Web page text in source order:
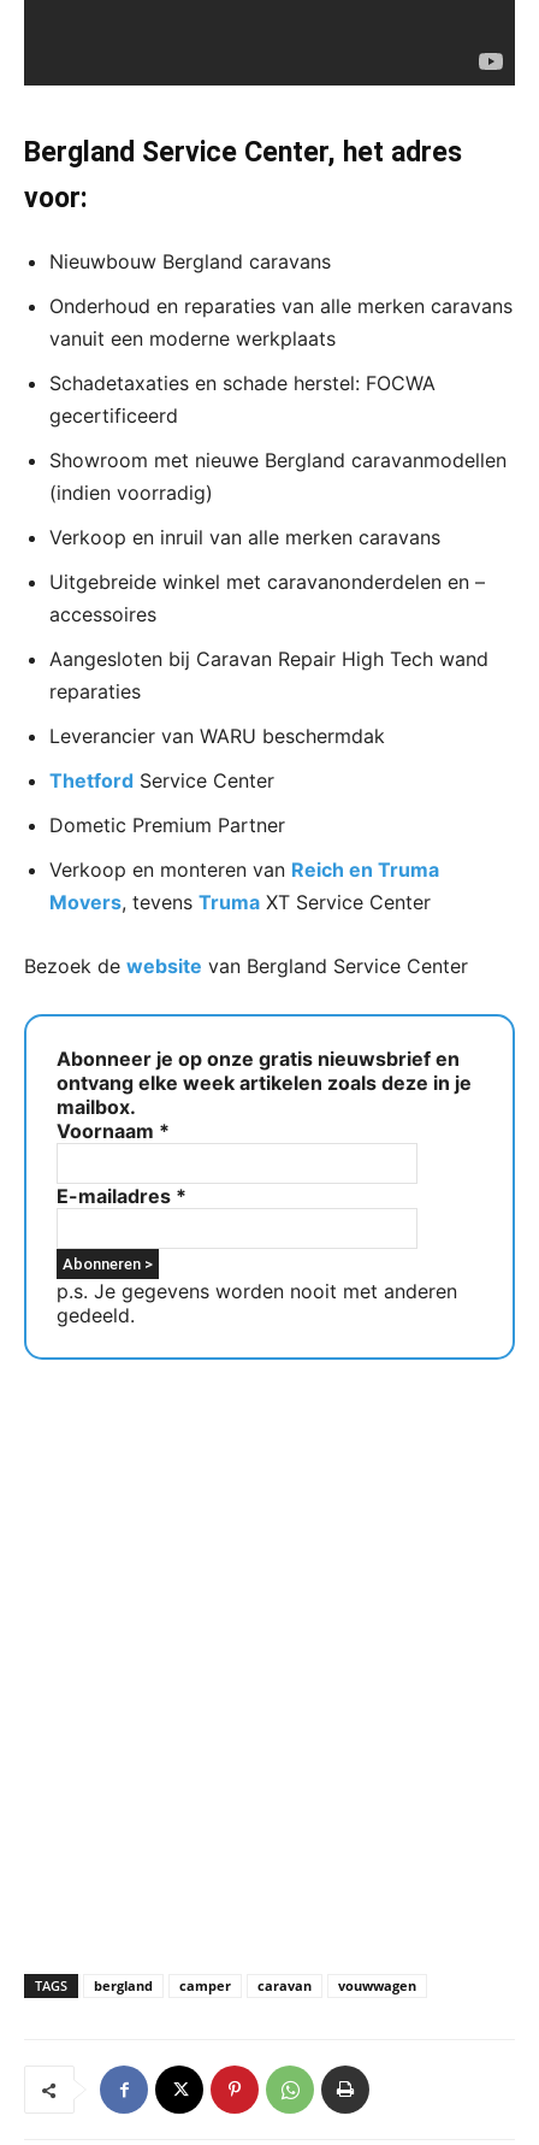
Bergland Service Center, het adres
voor:
Nieuwbouw Bergland caravans
Onderhoud en reparaties van alle merken caravans
vanuit een moderne werkplaats
Schadetaxaties en schade herstel: FOCWA
gecertificeerd
Showroom met nieuwe Bergland caravanmodellen
(indien voorradig)
Verkoop en inruil van alle merken caravans
Uitgebreide winkel met caravanonderdelen en –
accessoires
Aangesloten bij Caravan Repair High Tech wand
reparaties
Leverancier van WARU beschermdak
Thetford Service Center
Dometic Premium Partner
Verkoop en monteren van Reich en Truma
Movers, tevens Truma XT Service Center​
Bezoek de website van Bergland Service Center
Abonneer je op onze gratis nieuwsbrief en
ontvang elke week artikelen zoals deze in je
mailbox.
Voornaam *
E-mailadres *
p.s. Je gegevens worden nooit met anderen
gedeeld.
TAGS bergland camper caravan vouwwagen